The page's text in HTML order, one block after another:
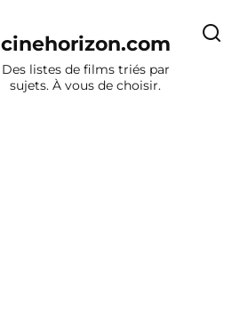
cinehorizon.com
Des listes de films triés par
sujets. À vous de choisir.